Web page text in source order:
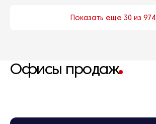
Показать еще 30 из 974
Офисы продаж